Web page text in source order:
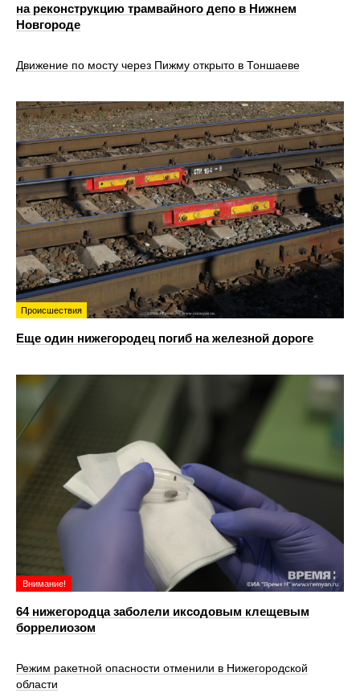
на реконструкцию трамвайного депо в Нижнем
Новгороде
Движение по мосту через Пижму открыто в Тоншаеве
Происшествия
Еще один нижегородец погиб на железной дороге
Внимание!
64 нижегородца заболели иксодовым клещевым
боррелиозом
Режим ракетной опасности отменили в Нижегородской
области